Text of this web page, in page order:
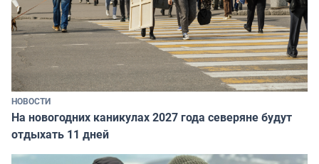
НОВОСТИ
На новогодних каникулах 2027 года северяне будут
отдыхать 11 дней